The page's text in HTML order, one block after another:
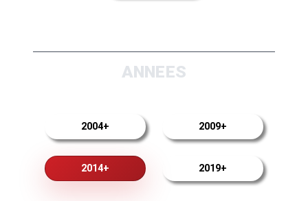
ANNEES
2004+ 2009+
2014+ 2019+